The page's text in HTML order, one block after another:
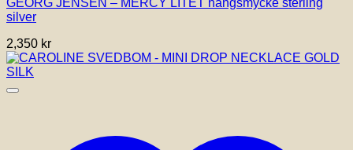
GEORG JENSEN – MERCY LITET hängsmycke sterling
silver
2,350 kr